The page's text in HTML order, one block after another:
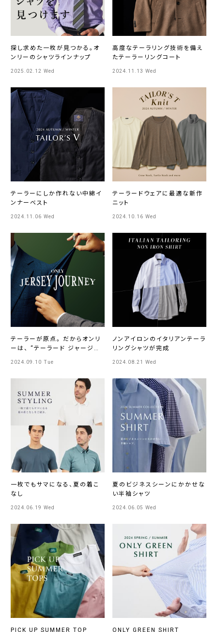
探し求めた一枚が見つかる。オ
ンリーのシャツラインナップ
2025.02.12 Wed
高度なテーラリング技術を備え
たテーラーリングコート
2024.11.13 Wed
テーラーにしか作れない中綿イ
ンナーベスト
2024.11.06 Wed
テーラードウェアに最適な新作
ニット
2024.10.16 Wed
テーラーが原点。 だからオンリ
ーは、 “テーラード ジャージ
2024.09.10 Tue
ノンアイロンのイタリアンテーラ
リングシャツが完成
2024.08.21 Wed
一枚でもサマになる、夏の着こ
なし
2024.06.19 Wed
夏のビジネスシーンにかかせな
い半袖シャツ
2024.06.05 Wed
PICK UP SUMMER TOP ONLY GREEN SHIRT